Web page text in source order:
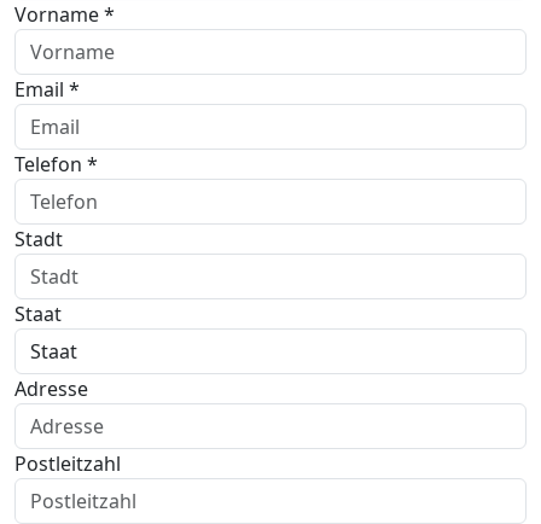
Vorname *
Email *
Telefon *
Stadt
Staat
Adresse
Postleitzahl